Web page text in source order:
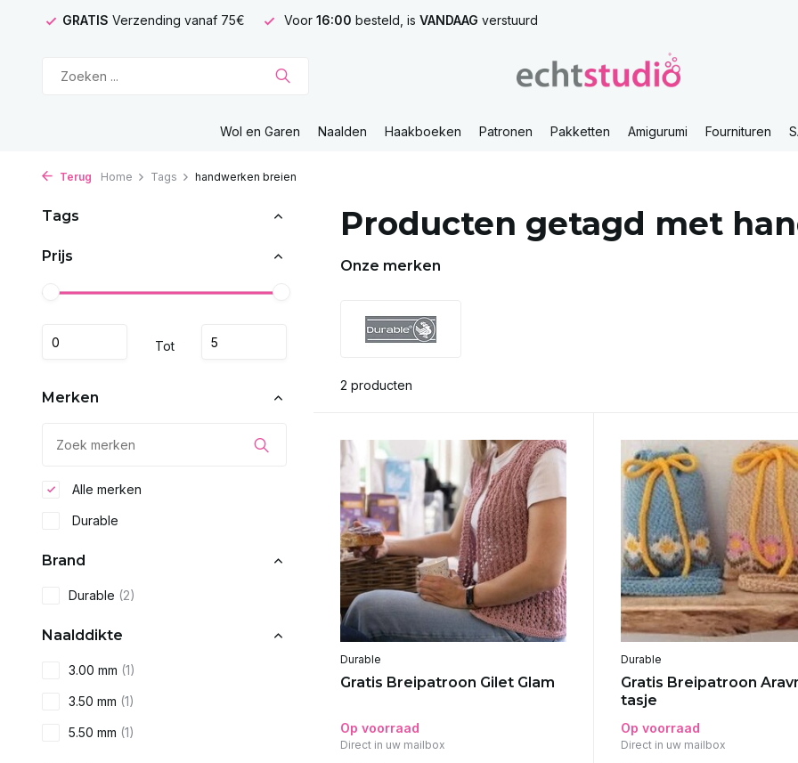
GRATIS Verzending vanaf 75€ Voor 16:00 besteld, is VANDAAG verstuurd
Wol en Garen Naalden Haakboeken Patronen Pakketten Amigurumi Fournituren
Terug Home Tags handwerken breien
Tags
Prijs
Tot
Merken
Alle merken
Durable
Brand
Durable (2)
Naalddikte
3.00 mm (1)
3.50 mm (1)
5.50 mm (1)
Producten getagd met
Onze merken
2 producten
Durable
Gratis Breipatroon Gilet Glam
Op voorraad
Direct in uw mailbox
Durable
Gratis Breipatroon
tasje
Op voorraad
Direct in uw mailbox